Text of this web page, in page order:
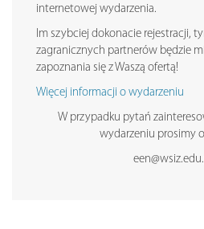
internetowej wydarzenia.
Im szybciej dokonacie rejestracji,
zagranicznych partnerów będzie
zapoznania się z Waszą ofertą!
Więcej informacji o wydarzeniu
W przypadku pytań
wydarzeniu prosimy